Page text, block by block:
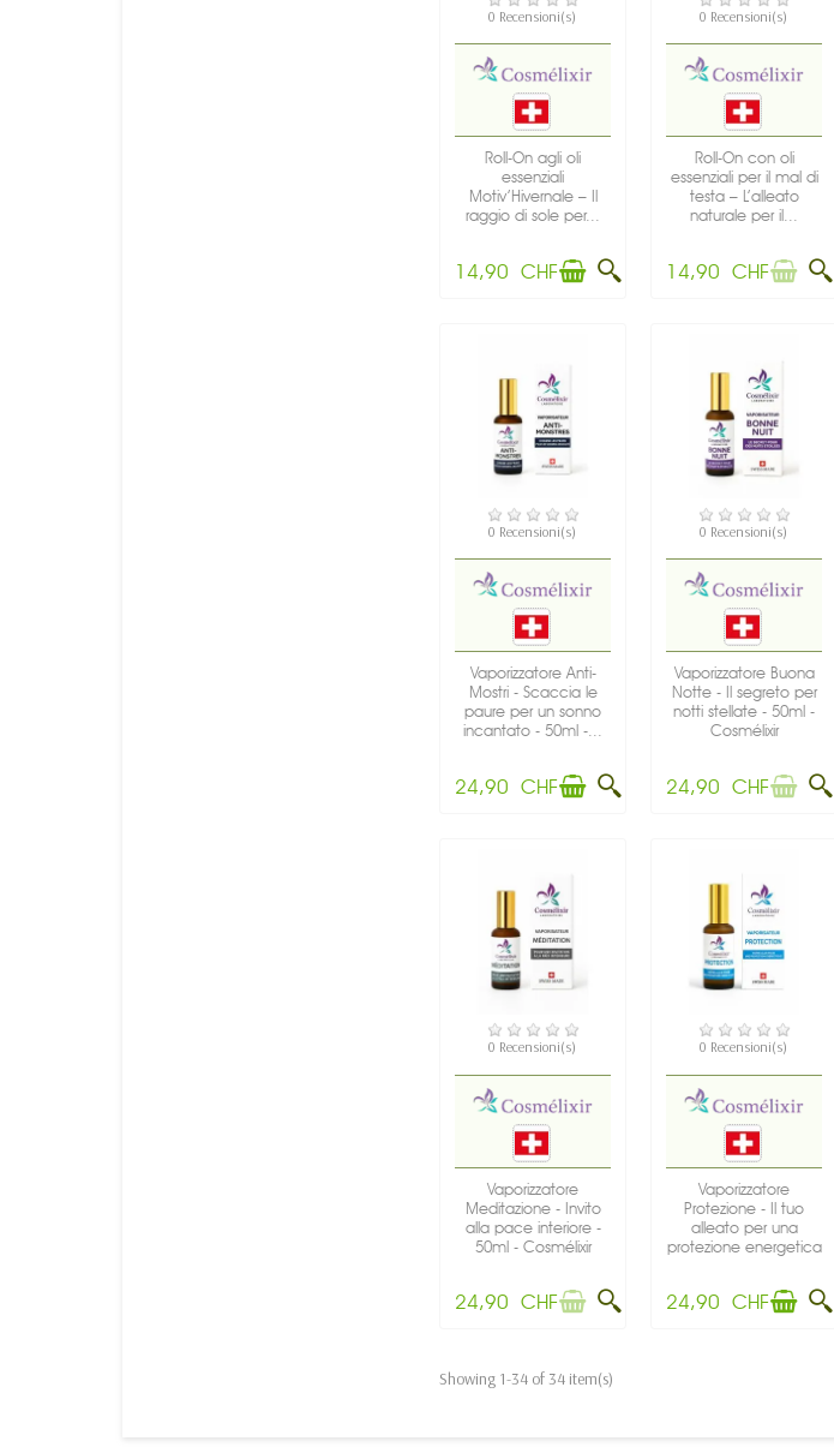
0 Recensioni(s)
Roll-On agli oli
essenziali
Motiv’Hivernale – Il
raggio di sole per...
14,90 CHF
0 Recensioni(s)
Roll-On con oli
essenziali per il mal di
testa – L’alleato
naturale per il...
14,90 CHF
DISPONIBILE
0 Recensioni(s)
Vaporizzatore Anti-
Mostri - Scaccia le
paure per un sonno
incantato - 50ml -...
24,90 CHF
NON DISPONIBILE
0 Recensioni(s)
Vaporizzatore Buona
Notte - Il segreto per
notti stellate - 50ml -
Cosmélixir
24,90 CHF
NON DISPONIBILE
0 Recensioni(s)
Vaporizzatore
Meditazione - Invito
alla pace interiore -
50ml - Cosmélixir
24,90 CHF
DISPONIBILE
0 Recensioni(s)
Vaporizzatore
Protezione - Il tuo
alleato per una
protezione energetica
24,90 CHF
Showing 1-34 of 34 item(s)